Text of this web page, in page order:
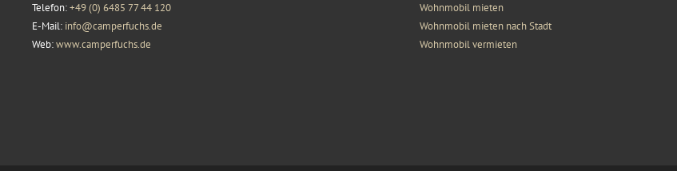
Telefon:+49 (0) 6485 77 44 120
E-Mail: info@camperfuchs.de
Web:www.camperfuchs.de
Wohnmobil mieten
Wohnmobil mieten nach Stadt
Wohnmobil vermieten